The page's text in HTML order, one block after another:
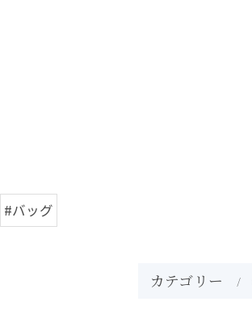
#バッグ
カテゴリー